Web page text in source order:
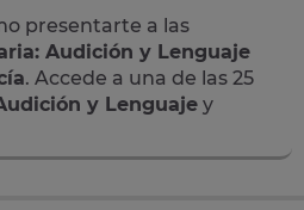
presentarte a las
Audición y Lenguaje
. Accede a una de las 25
y Lenguaje y